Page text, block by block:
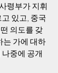
령부가 지휘
있고, 중국
의도를 갖
는 가에 대하
중에 공개